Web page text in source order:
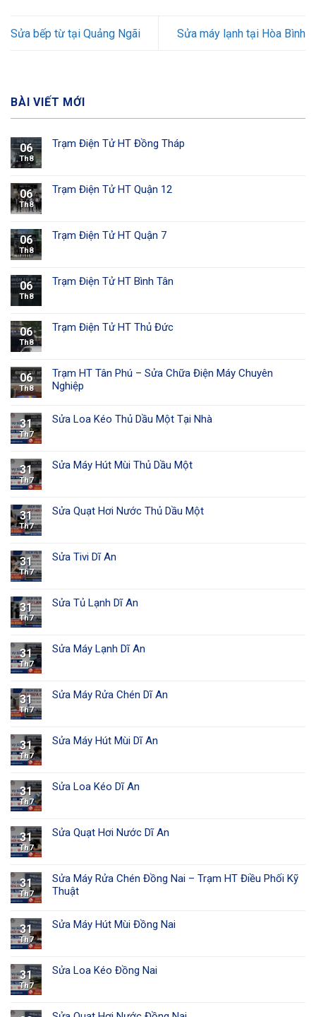
Sửa bếp từ tại Quảng Ngãi Sửa máy lạnh tại Hòa Bình
BÀI VIẾT MỚI
06
Th8
Trạm Điện Tử HT Đồng Tháp
06
Th8
Trạm Điện Tử HT Quận 12
06
Th8
Trạm Điện Tử HT Quận 7
06
Th8
Trạm Điện Tử HT Bình Tân
06
Th8
Trạm Điện Tử HT Thủ Đức
06
Th8
Trạm HT Tân Phú – Sửa Chữa Điện Máy Chuyên
Nghiệp
31
Th7
Sửa Loa Kéo Thủ Dầu Một Tại Nhà
31
Th7
Sửa Máy Hút Mùi Thủ Dầu Một
31
Th7
Sửa Quạt Hơi Nước Thủ Dầu Một
31
Th7
Sửa Tivi Dĩ An
31
Th7
Sửa Tủ Lạnh Dĩ An
31
Th7
Sửa Máy Lạnh Dĩ An
31
Th7
Sửa Máy Rửa Chén Dĩ An
31
Th7
Sửa Máy Hút Mùi Dĩ An
31
Th7
Sửa Loa Kéo Dĩ An
31
Th7
Sửa Quạt Hơi Nước Dĩ An
31
Th7
Sửa Máy Rửa Chén Đồng Nai – Trạm HT Điều Phối Kỹ
Thuật
31
Th7
Sửa Máy Hút Mùi Đồng Nai
31
Th7
Sửa Loa Kéo Đồng Nai